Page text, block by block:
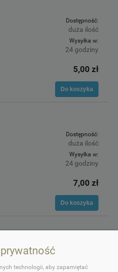
Dostępność:
duża ilość
Wysyłka w:
24 godziny
5,00 zł
Do koszyka
Dostępność:
duża ilość
Wysyłka w:
24 godziny
7,00 zł
Do koszyka
technologii, aby zapamiętać